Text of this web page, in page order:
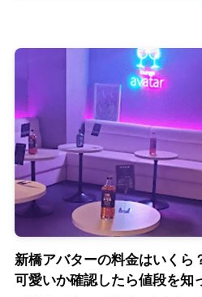
新橋アバターの料金はいくら
可愛いか確認したら値段を知